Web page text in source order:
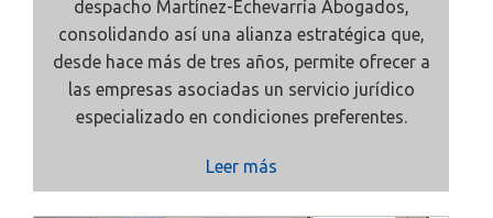
despacho Martínez-Echevarría Abogados,
consolidando así una alianza estratégica que,
desde hace más de tres años, permite ofrecer a
las empresas asociadas un servicio jurídico
especializado en condiciones preferentes.
Leer más